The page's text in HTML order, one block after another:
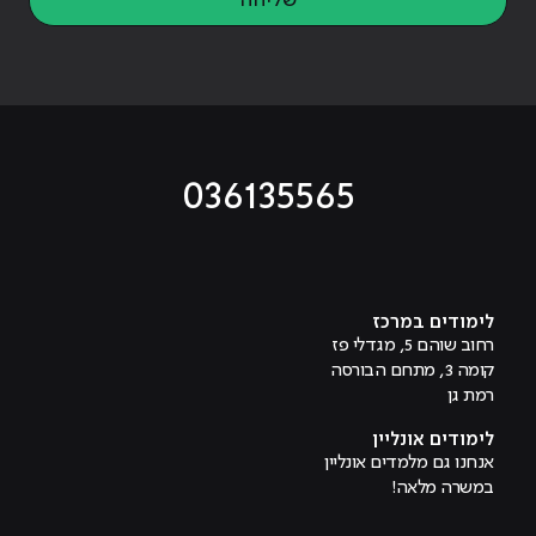
036135565
לימודים במרכז
רחוב שוהם 5, מגדלי פז
קומה 3, מתחם הבורסה
רמת גן
לימודים אונליין
אנחנו גם מלמדים אונליין
במשרה מלאה!